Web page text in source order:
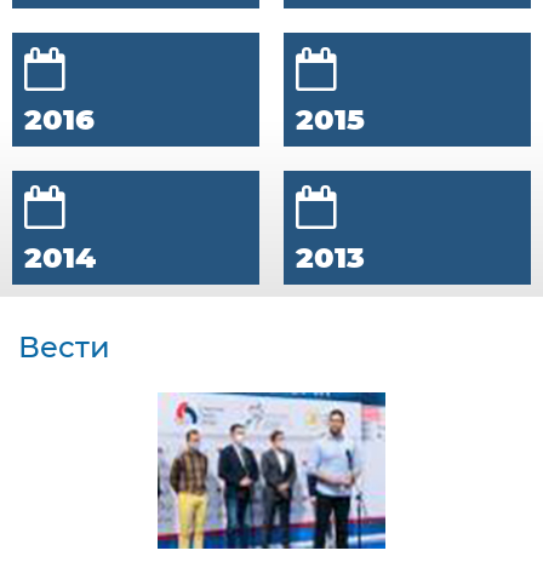
2016 2015
2014 2013
Вести